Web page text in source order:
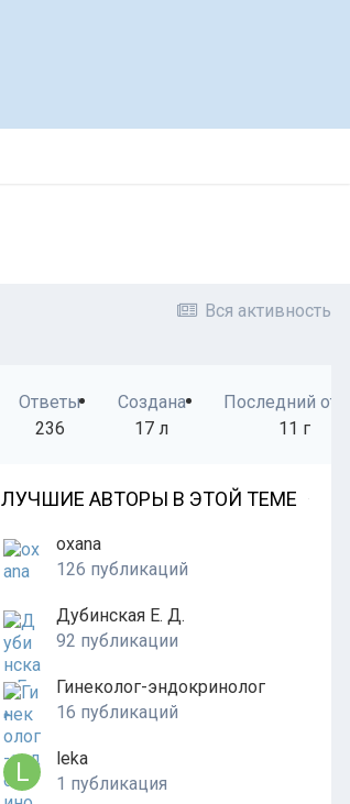
Вся активность
Ответы
236
Создана
17 л
Последний
11 г
ЛУЧШИЕ АВТОРЫ В ЭТОЙ ТЕМЕ
oxana
126 публикаций
Дубинская Е. Д.
92 публикации
Гинеколог-эндокринолог
16 публикаций
leka
1 публикация